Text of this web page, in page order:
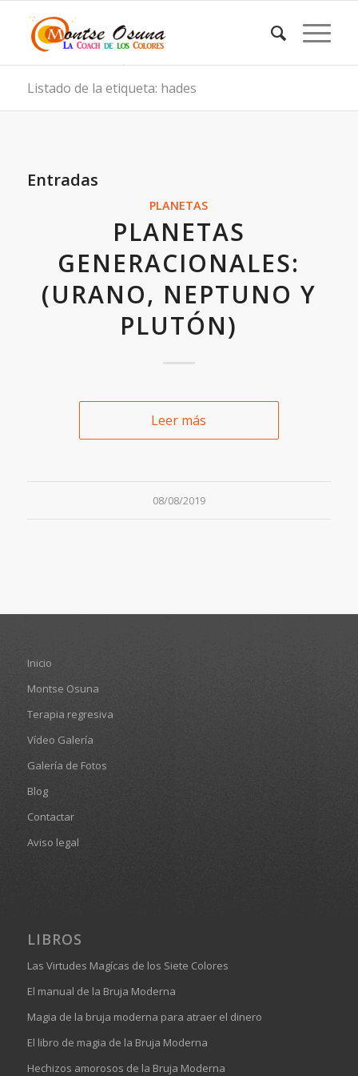
Listado de la etiqueta: hades
Entradas
PLANETAS
PLANETAS
GENERACIONALES:
(URANO, NEPTUNO Y
PLUTÓN)
Leer más
08/08/2019
Inicio
Montse Osuna
Terapia regresiva
Vídeo Galería
Galería de Fotos
Blog
Contactar
Aviso legal
LIBROS
Las Virtudes Magícas de los Siete Colores
El manual de la Bruja Moderna
Magia de la bruja moderna para atraer el dinero
El libro de magia de la Bruja Moderna
Hechizos amorosos de la Bruja Moderna